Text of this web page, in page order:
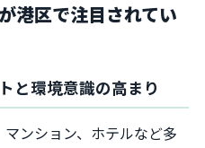
港区で注目されてい
と環境意識の高まり
ンション、ホテルなど多